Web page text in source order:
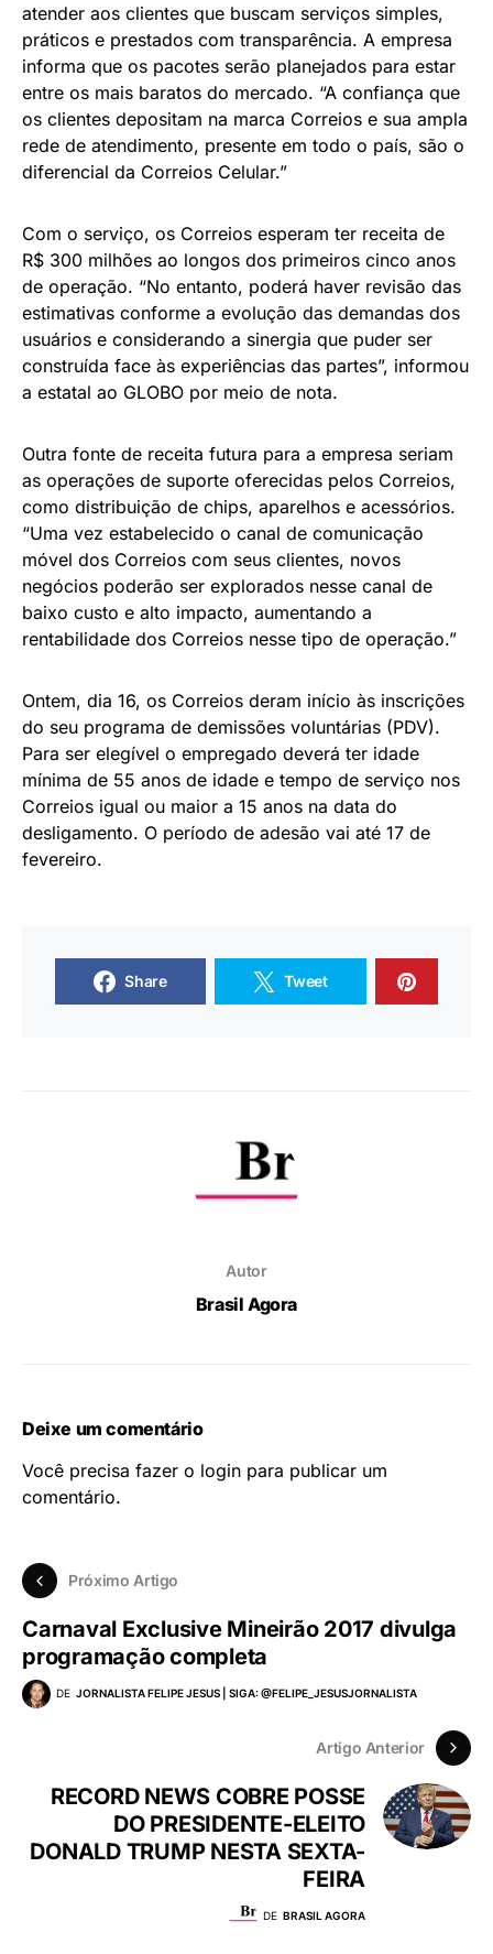
atender aos clientes que buscam serviços simples,
práticos e prestados com transparência. A empresa
informa que os pacotes serão planejados para estar
entre os mais baratos do mercado. “A confiança que
os clientes depositam na marca Correios e sua ampla
rede de atendimento, presente em todo o país, são o
diferencial da Correios Celular.”
Com o serviço, os Correios esperam ter receita de
R$ 300 milhões ao longos dos primeiros cinco anos
de operação. “No entanto, poderá haver revisão das
estimativas conforme a evolução das demandas dos
usuários e considerando a sinergia que puder ser
construída face às experiências das partes”, informou
a estatal ao GLOBO por meio de nota.
Outra fonte de receita futura para a empresa seriam
as operações de suporte oferecidas pelos Correios,
como distribuição de chips, aparelhos e acessórios.
“Uma vez estabelecido o canal de comunicação
móvel dos Correios com seus clientes, novos
negócios poderão ser explorados nesse canal de
baixo custo e alto impacto, aumentando a
rentabilidade dos Correios nesse tipo de operação.”
Ontem, dia 16, os Correios deram início às inscrições
do seu programa de demissões voluntárias (PDV).
Para ser elegível o empregado deverá ter idade
mínima de 55 anos de idade e tempo de serviço nos
Correios igual ou maior a 15 anos na data do
desligamento. O período de adesão vai até 17 de
fevereiro.
Share Tweet
Autor
Brasil Agora
Deixe um comentário
Você precisa fazer o login para publicar um
comentário.
Próximo Artigo
Carnaval Exclusive Mineirão 2017 divulga
programação completa
DE JORNALISTA FELIPE JESUS | SIGA: @FELIPE_JESUSJORNALISTA
Artigo Anterior
RECORD NEWS COBRE POSSE
DO PRESIDENTE-ELEITO
DONALD TRUMP NESTA SEXTA-
FEIRA
DE BRASIL AGORA